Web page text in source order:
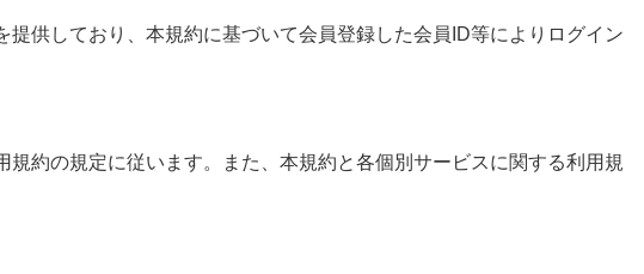
供しており、本規約に基づいて会員登録した会員ID等によりログイン
約の規定に従います。また、本規約と各個別サービスに関する利用規